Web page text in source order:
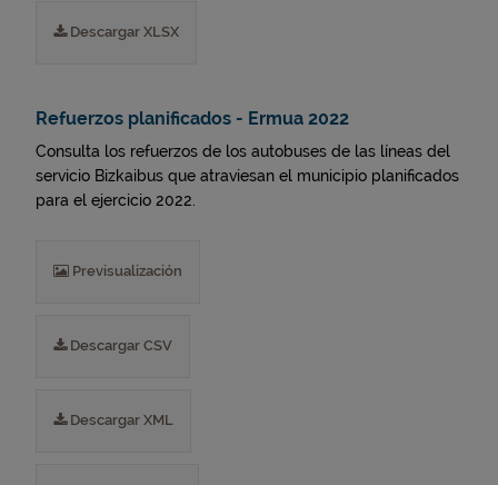
Descargar XLSX
Refuerzos planificados - Ermua 2022
Consulta los refuerzos de los autobuses de las líneas del
servicio Bizkaibus que atraviesan el municipio planificados
para el ejercicio 2022.
Previsualización
Descargar CSV
Descargar XML